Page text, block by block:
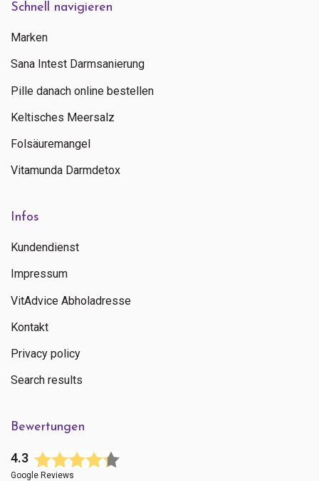
Schnell navigieren
Marken
Sana Intest Darmsanierung
Pille danach online bestellen
Keltisches Meersalz
Folsäuremangel
Vitamunda Darmdetox
Infos
Kundendienst
Impressum
VitAdvice Abholadresse
Kontakt
Privacy policy
Search results
Bewertungen
4.3
Google Reviews